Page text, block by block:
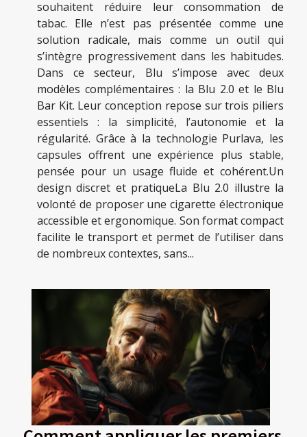
souhaitent réduire leur consommation de
tabac. Elle n’est pas présentée comme une
solution radicale, mais comme un outil qui
s’intègre progressivement dans les habitudes.
Dans ce secteur, Blu s’impose avec deux
modèles complémentaires : la Blu 2.0 et le Blu
Bar Kit. Leur conception repose sur trois piliers
essentiels : la simplicité, l’autonomie et la
régularité. Grâce à la technologie Purlava, les
capsules offrent une expérience plus stable,
pensée pour un usage fluide et cohérent.Un
design discret et pratiqueLa Blu 2.0 illustre la
volonté de proposer une cigarette électronique
accessible et ergonomique. Son format compact
facilite le transport et permet de l’utiliser dans
de nombreux contextes, sans...